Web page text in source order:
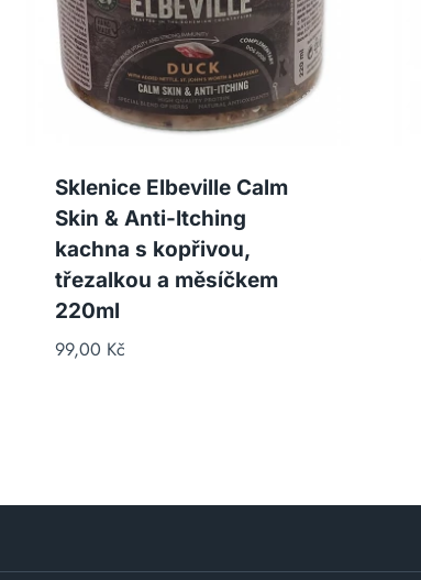
Sklenice Elbeville Calm
Skin & Anti-Itching
kachna s kopřivou,
třezalkou a měsíčkem
220ml
99,00 Kč